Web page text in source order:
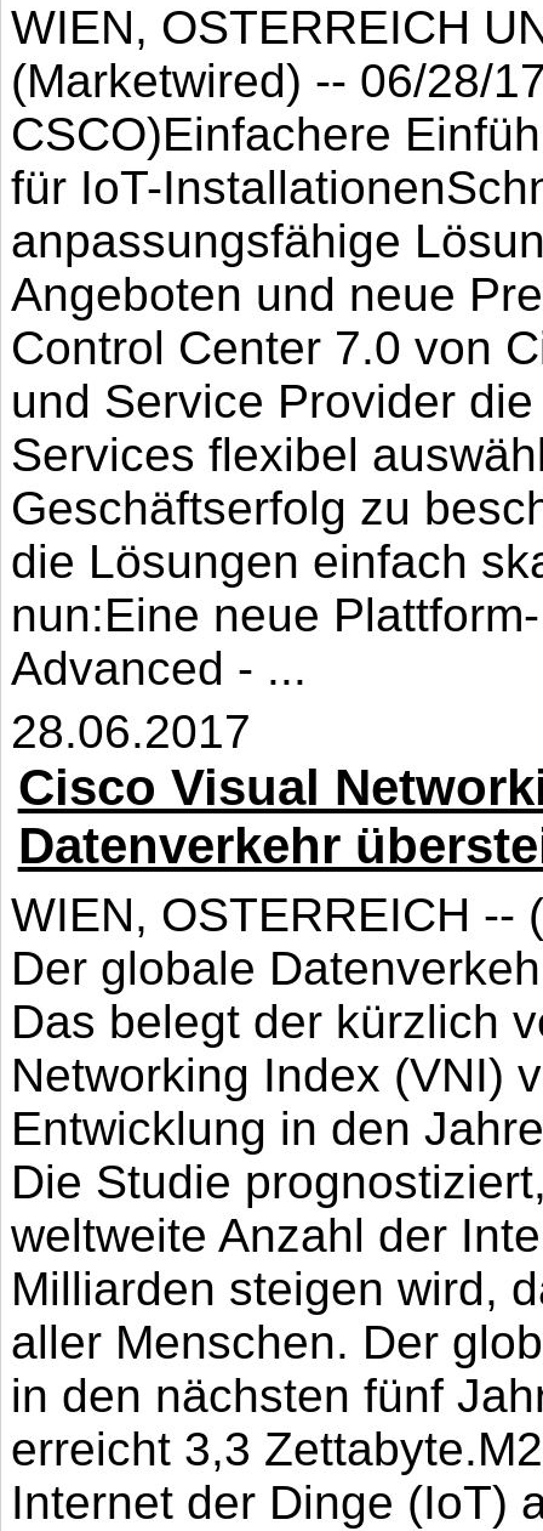
WIEN, OSTERREICH
(Marketwired) -- 06/28/
CSCO)Einfachere
für IoT-
anpassungsfähige
Angeboten und neue
Control Center 7.0 von
und Service Provider
Services flexibel
Geschäftserfolg zu
die Lösungen einfach
nun:Eine neue
Advanced - ...
28.06.2017
Cisco Visual
Datenverkehr
WIEN, OSTERREICH --
Der globale
Das belegt der kürzlich
Networking Index (VNI)
Entwicklung in den
Die Studie
weltweite Anzahl der
Milliarden steigen wird,
aller Menschen. Der
in den nächsten fünf
erreicht 3,3
Internet der Dinge (IoT)